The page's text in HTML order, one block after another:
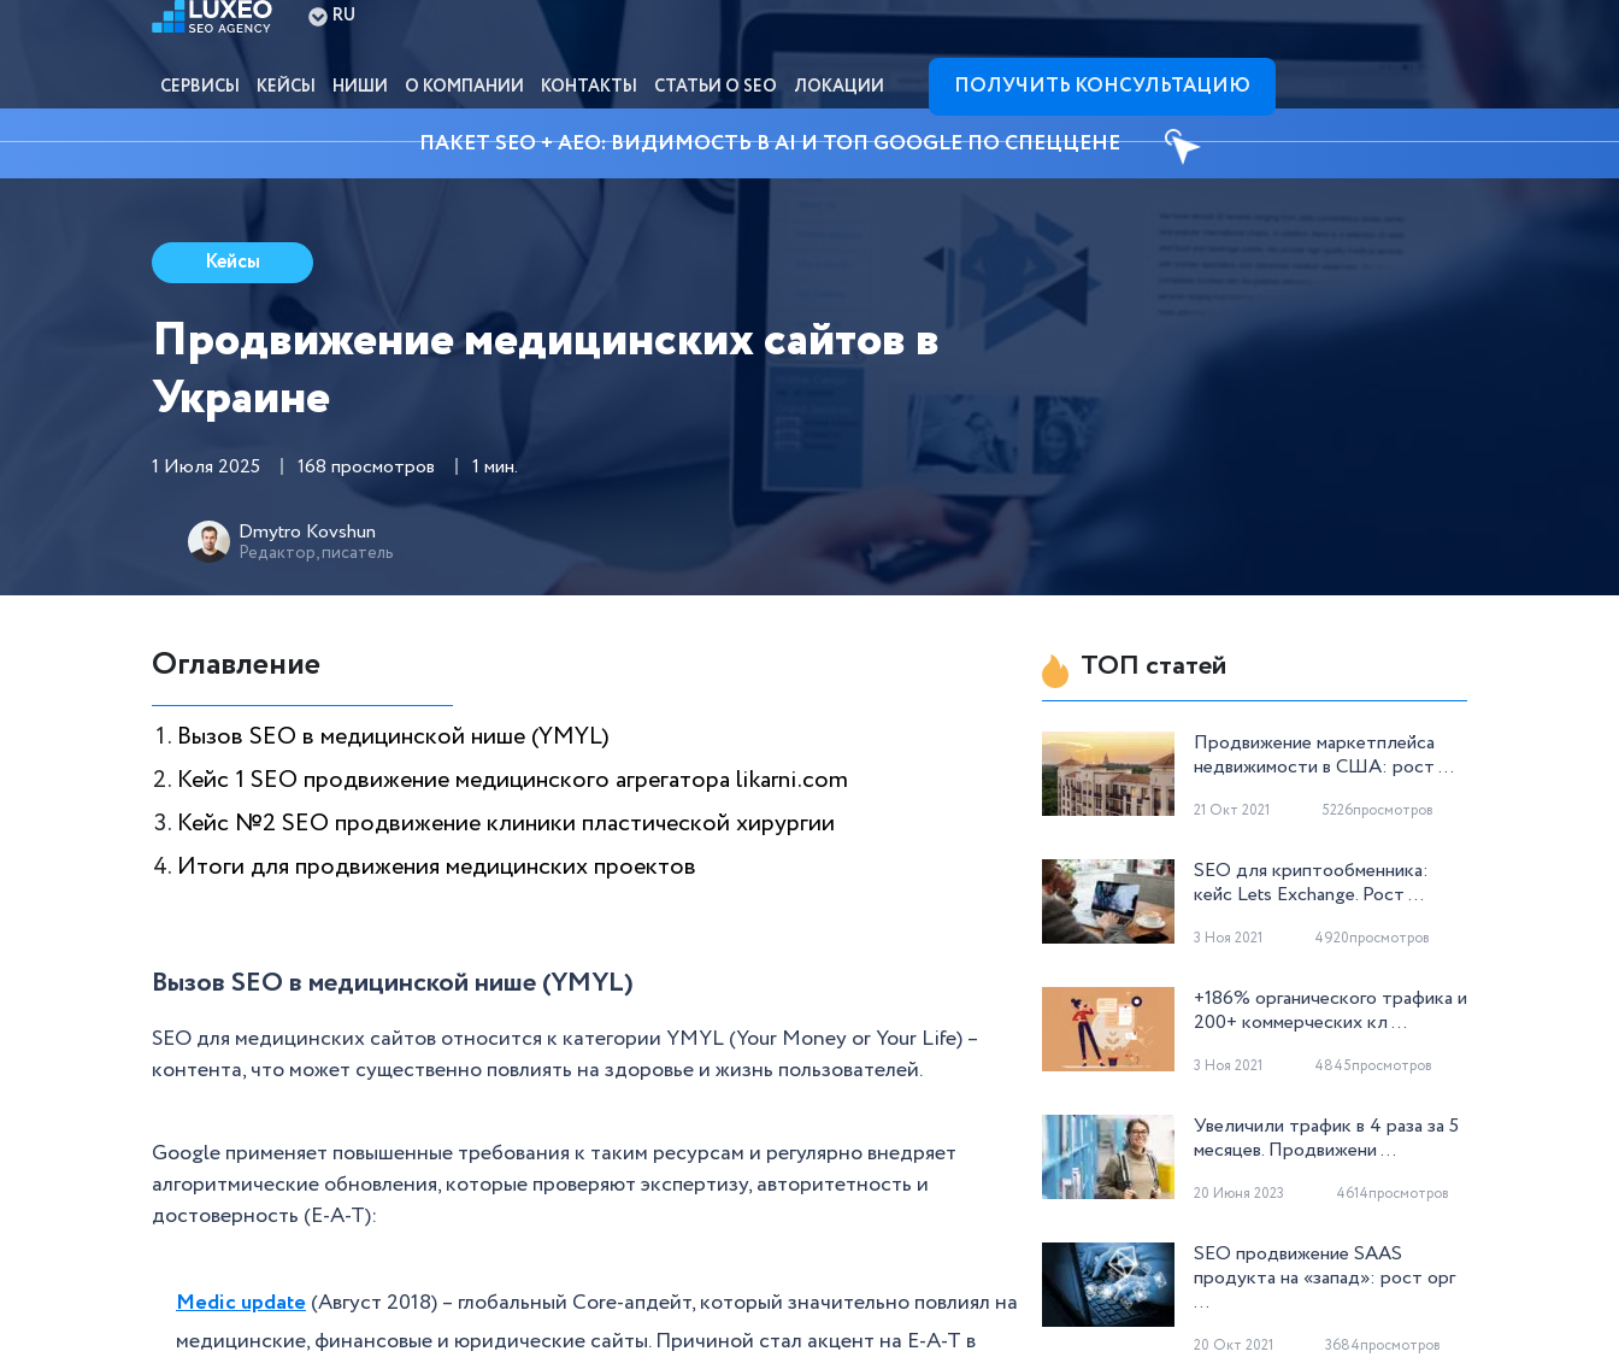
RU
СЕРВИСЫ КЕЙСЫ НИШИ О КОМПАНИИ КОНТАКТЫ СТАТЬИ О SEO ЛОКАЦИИ ПОЛУЧИТЬ КОНСУЛЬТАЦИЮ
ПАКЕТ SEO + AEO: ВИДИМОСТЬ В AI И ТОП GOOGLE ПО СПЕЦЦЕНЕ
Кейсы
Продвижение медицинских сайтов в
Украине
1 Июля 2025 168 просмотров 1 мин.
Dmytro Kovshun
Редактор, писатель
Оглавление
Вызов SEO в медицинской нише (YMYL)
Кейс 1 SEO продвижение медицинского агрегатора likarni.com
Кейс №2 SEO продвижение клиники пластической хирургии
Итоги для продвижения медицинских проектов
Вызов SEO в медицинской нише (YMYL)
SEO для медицинских сайтов относится к категории YMYL (Your Money or Your Life) –
контента, что может существенно повлиять на здоровье и жизнь пользователей.
Google применяет повышенные требования к таким ресурсам и регулярно внедряет
алгоритмические обновления, которые проверяют экспертизу, авторитетность и
достоверность (E-A-T):
Medic update(Август 2018) – глобальный Core-апдейт, который значительно повлиял на
медицинские, финансовые и юридические сайты. Причиной стал акцент на Е-А-Т в
ТОП статей
Продвижение маркетплейса
недвижимости в США: рост ...
21 Окт 2021 5226просмотров
SEO для криптообменника:
кейс Lets Exchange. Рост ...
3 Ноя 2021 4920просмотров
+186% органического трафика и
200+ коммерческих кл ...
3 Ноя 2021 4845просмотров
Увеличили трафик в 4 раза за 5
месяцев. Продвижени ...
20 Июня 2023 4614просмотров
SEO продвижение SAAS
продукта на «запад»: рост орг
...
20 Окт 2021 3684просмотров